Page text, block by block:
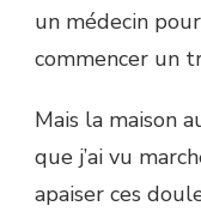
un médecin
commencer un
Mais la maison
que j’ai vu
apaiser ces